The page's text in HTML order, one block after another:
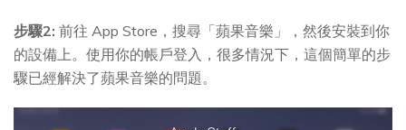
步驟2: 前往 App Store，搜尋「蘋果音樂」，然後安裝到你
的設備上。使用你的帳戶登入，很多情況下，這個簡單的步
驟已經解決了蘋果音樂的問題。